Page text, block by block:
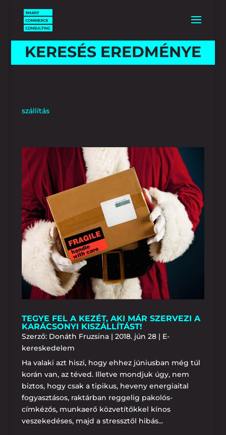
KERESÉS EREDMÉNYE
szállítás
TEGYE FEL A KEZÉT, AKI MÁR SZERVEZI A
KARÁCSONYI KISZÁLLÍTÁST!
Szerző: Donáth Fruzsina| 2018. jún 28| E-
kereskedelem
Ha valaki azt hiszi, hogy ehhez júniusban még túl
korán van, az téved. Illetve mondjuk úgy, nem
biztos, hogy csak a tipikus, heveny energiaital
fogyasztásos, raktárban reggelig pakolós-
címkézős, munkaerő közvetítőkkel kínos
veszekedéses, majd a stressztől hibás...